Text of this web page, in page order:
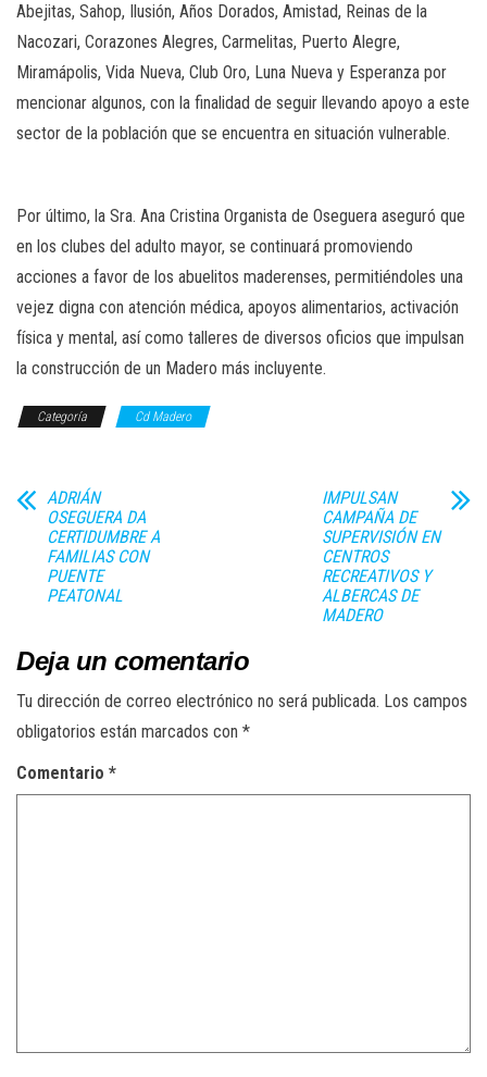
Abejitas, Sahop, Ilusión, Años Dorados, Amistad, Reinas de la
Nacozari, Corazones Alegres, Carmelitas, Puerto Alegre,
Miramápolis, Vida Nueva, Club Oro, Luna Nueva y Esperanza por
mencionar algunos, con la finalidad de seguir llevando apoyo a este
sector de la población que se encuentra en situación vulnerable.
Por último, la Sra. Ana Cristina Organista de Oseguera aseguró que
en los clubes del adulto mayor, se continuará promoviendo
acciones a favor de los abuelitos maderenses, permitiéndoles una
vejez digna con atención médica, apoyos alimentarios, activación
física y mental, así como talleres de diversos oficios que impulsan
la construcción de un Madero más incluyente.
Categoría Cd Madero
ADRIÁN
OSEGUERA DA
CERTIDUMBRE A
FAMILIAS CON
PUENTE
PEATONAL
IMPULSAN
CAMPAÑA DE
SUPERVISIÓN EN
CENTROS
RECREATIVOS Y
ALBERCAS DE
MADERO
Deja un comentario
Tu dirección de correo electrónico no será publicada. Los campos
obligatorios están marcados con *
Comentario *